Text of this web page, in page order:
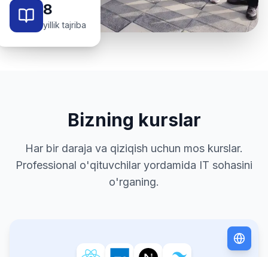
8
yillik tajriba
Bizning kurslar
Har bir daraja va qiziqish uchun mos kurslar.
Professional o'qituvchilar yordamida IT sohasini
o'rganing.